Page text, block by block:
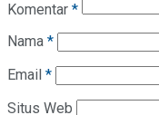
Komentar *
Nama *
Email *
Situs Web